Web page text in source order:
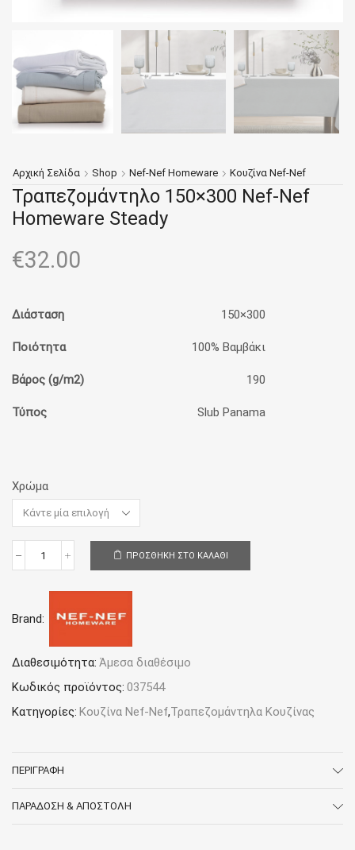
Αρχική Σελίδα Shop Nef-Nef Homeware Κουζίνα Nef-Nef
Τραπεζομάντηλο 150×300 Nef-Nef
Homeware Steady
€32.00
Διάσταση 150×300
Ποιότητα 100% Βαμβάκι
Βάρος (g/m2) 190
Τύπος Slub Panama
Χρώμα
Τραπεζομάντηλο
Nef-
Homeware
ποσότητα
ΠΡΟΣΘΉΚΗ ΣΤΟ ΚΑΛΆΘΙ
Brand:
Διαθεσιμότητα: Άμεσα διαθέσιμο
Κωδικός προϊόντος: 037544
Κατηγορίες: Κουζίνα Nef-Nef,Τραπεζομάντηλα Κουζίνας
ΠΕΡΙΓΡΑΦΉ
ΠΑΡΆΔΟΣΗ & ΑΠΟΣΤΟΛΉ